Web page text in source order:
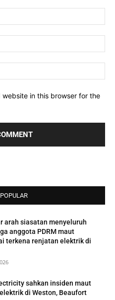
website in this browser for the
arah siasatan menyeluruh
anggota PDRM maut
terkena renjatan elektrik di
sahkan insiden maut
di Weston, Beaufort